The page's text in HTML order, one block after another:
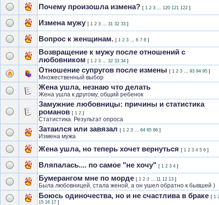
Почему произошла измена? [ 1 2 3 … 120 121 122 ]
Измена мужу [ 1 2 3 … 31 32 33 ]
Вопрос к женщинам. [ 1 2 3 … 6 7 8 ]
Возвращение к мужу после отношений с
любовником [ 1 2 3 … 32 33 34 ]
Отношение супругов после измены [ 1 2 3 … 93 94 95 ]
Множественный выбор
Жена ушла, незнаю что делать
Жена ушла к другому, общий ребенок
Замужние любовницы: причины и статистика
романов [ 1 2 ]
Статистика. Результат опроса
Затаился или завязал [ 1 2 3 … 64 65 66 ]
Измена мужа
Жена ушла, но теперь хочет вернуться [ 1 2 3 4 5 6 ]
Вляпалась.... по самое "не хочу" [ 1 2 3 4 ]
Бумерангом мне по морде [ 1 2 3 … 11 12 13 ]
Была любовницей, стала женой, а он ушел обратно к бывшей )
Боюсь одиночества, но и не счастлива в браке [ 1
15 16 17 ]